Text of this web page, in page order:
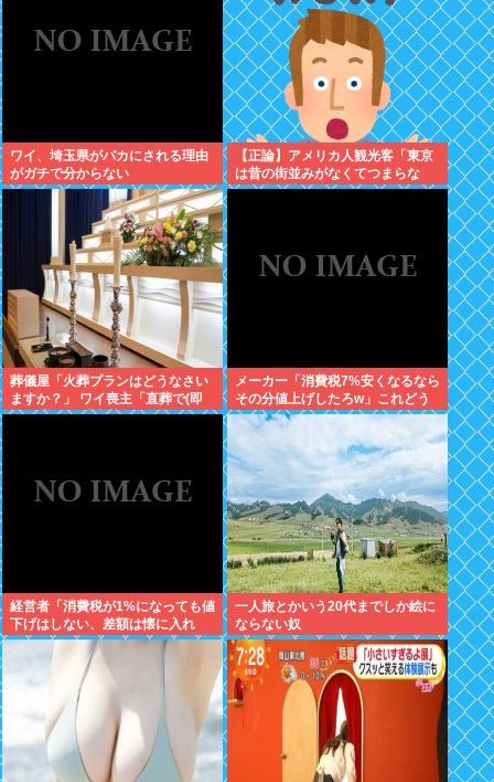
ワイ、埼玉県がバカにされる理由
がガチで分からない
【正論】アメリカ人観光客「東京
は昔の街並みがなくてつまらな
い。和風建築を見たいのにガッカ
葬儀屋「火葬プランはどうなさい
ますか？」 ワイ喪主「直葬で(即
答)」葬儀屋「直葬ですか…！？
メーカー「消費税7%安くなるなら
その分値上げしたろw」これどう
すんの？
経営者「消費税が1%になっても値
下げはしない、差額は懐に入れ
る」
一人旅とかいう20代までしか絵に
ならない奴